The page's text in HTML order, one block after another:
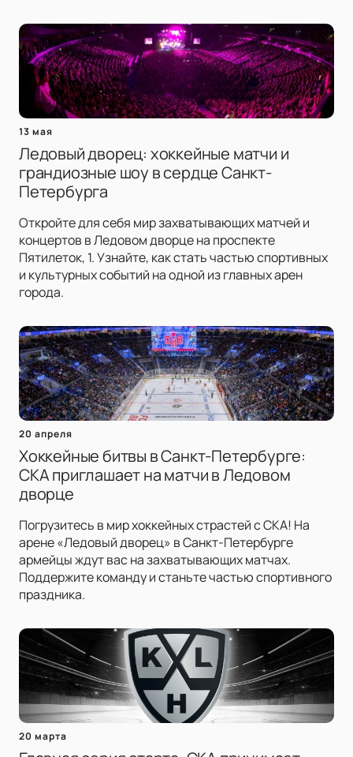
13 мая
Ледовый дворец: хоккейные матчи и
грандиозные шоу в сердце Санкт-
Петербурга
Откройте для себя мир захватывающих матчей и
концертов в Ледовом дворце на проспекте
Пятилеток, 1. Узнайте, как стать частью спортивных
и культурных событий на одной из главных арен
города.
20 апреля
Хоккейные битвы в Санкт-Петербурге:
СКА приглашает на матчи в Ледовом
дворце
Погрузитесь в мир хоккейных страстей с СКА! На
арене «Ледовый дворец» в Санкт-Петербурге
армейцы ждут вас на захватывающих матчах.
Поддержите команду и станьте частью спортивного
праздника.
20 марта